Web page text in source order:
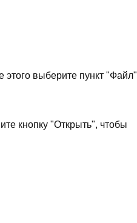
выберите пункт "Файл"
кнопку "Открыть", чтобы